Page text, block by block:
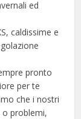
ed
caldissime e
pronto
per te
che i nostri
o problemi,